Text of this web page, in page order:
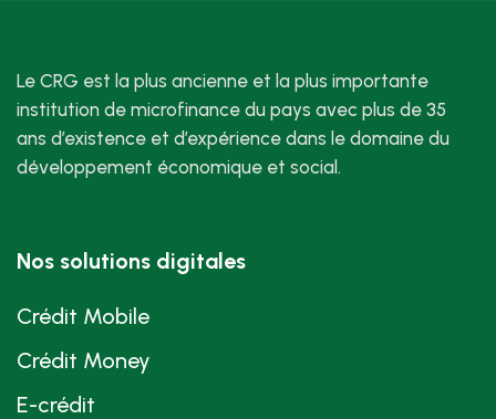
Le CRG est la plus ancienne et la plus importante
institution de microfinance du pays avec plus de 35
ans d’existence et d’expérience dans le domaine du
développement économique et social.
Nos solutions digitales
Crédit Mobile
Crédit Money
E-crédit